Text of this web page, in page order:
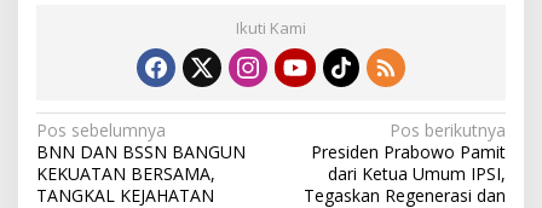
Ikuti Kami
Navigasi
pos
Pos sebelumnya
BNN DAN BSSN BANGUN
KEKUATAN BERSAMA,
TANGKAL KEJAHATAN
Pos berikutnya
Presiden Prabowo Pamit
dari Ketua Umum IPSI,
Tegaskan Regenerasi dan